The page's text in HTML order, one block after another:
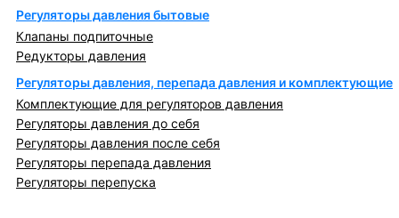
Регуляторы давления бытовые
Клапаны подпиточные
Редукторы давления
Регуляторы давления, перепада давления и комплектующие
Комплектующие для регуляторов давления
Регуляторы давления до себя
Регуляторы давления после себя
Регуляторы перепада давления
Регуляторы перепуска